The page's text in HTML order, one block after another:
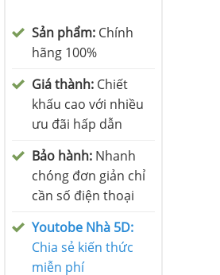
Sản phẩm: Chính
hãng 100%
Giá thành: Chiết
khấu cao với nhiều
ưu đãi hấp dẫn
Bảo hành: Nhanh
chóng đơn giản chỉ
cần số điện thoại
Youtobe Nhà 5D:
Chia sẻ kiến thức
miễn phí